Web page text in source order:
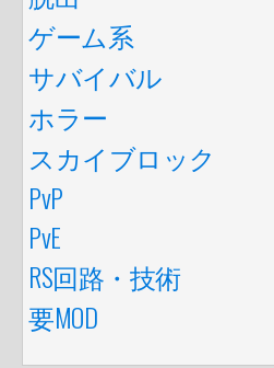
ゲーム系
サバイバル
ホラー
スカイブロック
PvP
PvE
RS回路・技術
要MOD